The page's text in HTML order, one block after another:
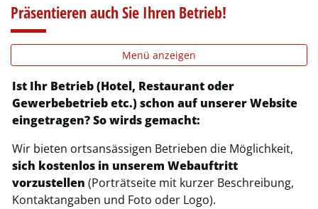
Präsentieren auch Sie Ihren Betrieb!
Menü anzeigen
Ist Ihr Betrieb (Hotel, Restaurant oder
Gewerbebetrieb etc.) schon auf unserer Website
eingetragen? So wirds gemacht:
Wir bieten ortsansässigen Betrieben die Möglichkeit,
sich kostenlos in unserem Webauftritt
vorzustellen (Porträtseite mit kurzer Beschreibung,
Kontaktangaben und Foto oder Logo).